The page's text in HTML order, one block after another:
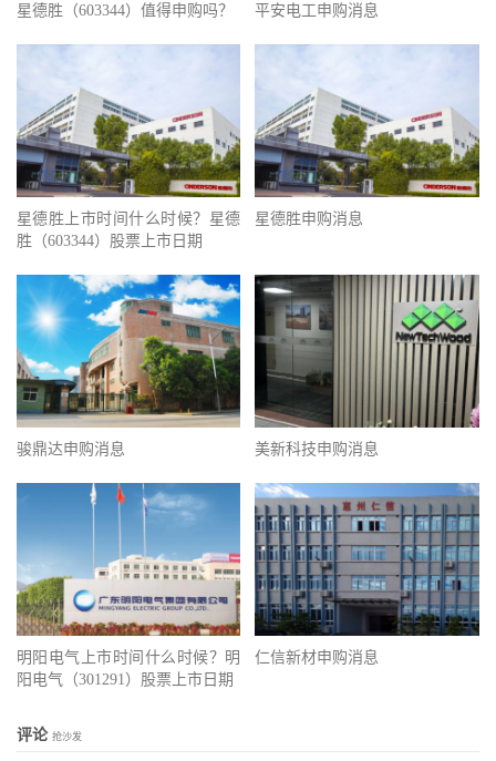
星德胜（603344）值得申购吗？ 平安电工申购消息
星德胜上市时间什么时候？星德
胜（603344）股票上市日期
星德胜申购消息
骏鼎达申购消息 美新科技申购消息
明阳电气上市时间什么时候？明
阳电气（301291）股票上市日期
仁信新材申购消息
评论 抢沙发